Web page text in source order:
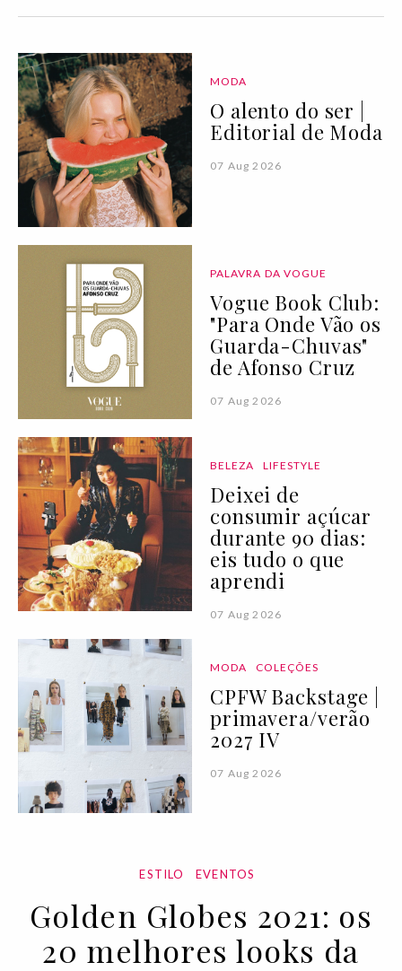
MODA
O alento do ser |
Editorial de Moda
07 Aug 2026
PALAVRA DA VOGUE
Vogue Book Club:
"Para Onde Vão os
Guarda-Chuvas"
de Afonso Cruz
07 Aug 2026
BELEZA LIFESTYLE
Deixei de
consumir açúcar
durante 90 dias:
eis tudo o que
aprendi
07 Aug 2026
MODA COLEÇÕES
CPFW Backstage |
primavera/verão
2027 IV
07 Aug 2026
ESTILO EVENTOS
Golden Globes 2021: os
20 melhores looks da